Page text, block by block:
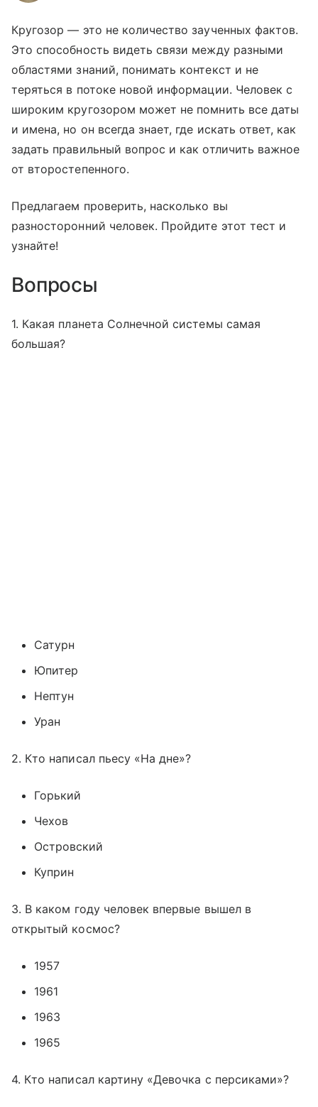
Кругозор — это не количество заученных фактов.
Это способность видеть связи между разными
областями знаний, понимать контекст и не
теряться в потоке новой информации. Человек с
широким кругозором может не помнить все даты
и имена, но он всегда знает, где искать ответ, как
задать правильный вопрос и как отличить важное
от второстепенного.
Предлагаем проверить, насколько вы
разносторонний человек. Пройдите этот тест и
узнайте!
Вопросы
1. Какая планета Солнечной системы самая
большая?
Сатурн
Юпитер
Нептун
Уран
2. Кто написал пьесу «На дне»?
Горький
Чехов
Островский
Куприн
3. В каком году человек впервые вышел в
открытый космос?
1957
1961
1963
1965
4. Кто написал картину «Девочка с персиками»?